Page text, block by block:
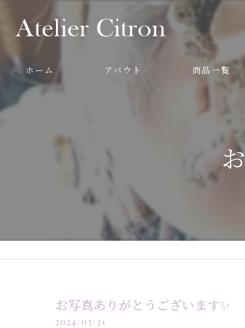
ホーム アバウト 商品一覧
お写真ありがとうございます✨️
2024/03/31